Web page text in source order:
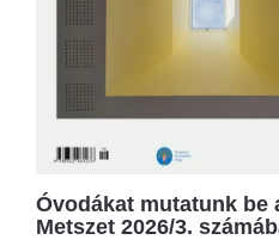
Óvodákat mutatunk be
Metszet 2026/3.